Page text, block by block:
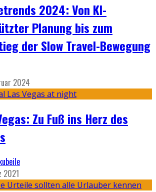
2024: Von KI-
Planung bis zum
der Slow Travel-Bewegung
2024
Zu Fuß ins Herz des
2021